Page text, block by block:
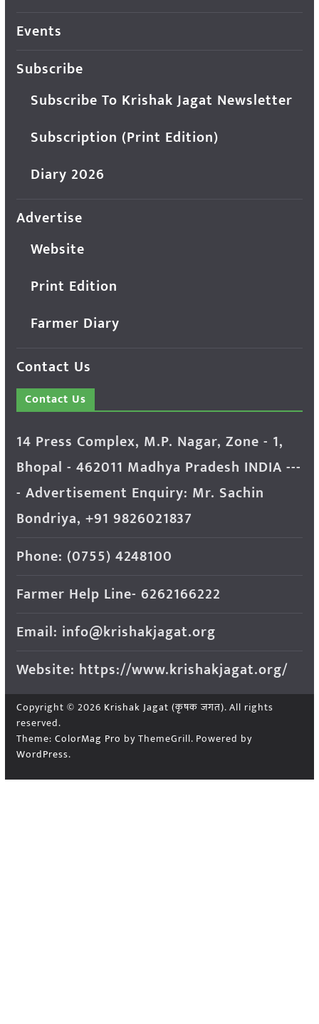
Events
Subscribe
Subscribe To Krishak Jagat Newsletter
Subscription (Print Edition)
Diary 2026
Advertise
Website
Print Edition
Farmer Diary
Contact Us
Contact Us
14 Press Complex, M.P. Nagar, Zone - 1,
Bhopal - 462011 Madhya Pradesh INDIA ---
- Advertisement Enquiry: Mr. Sachin
Bondriya, +91 9826021837
Phone: (0755) 4248100
Farmer Help Line- 6262166222
Email: info@krishakjagat.org
Website: https://www.krishakjagat.org/
Copyright © 2026 Krishak Jagat (कृषक जगत). All rights
reserved.
Theme: ColorMag Pro by ThemeGrill. Powered by
WordPress.